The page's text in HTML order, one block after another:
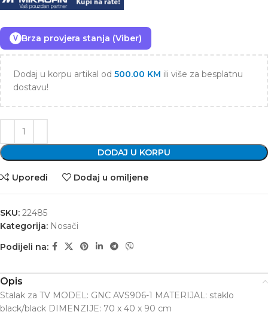
V Brza provjera stanja (Viber)
Dodaj u korpu artikal od 500.00 KM ili više za besplatnu
dostavu!
DODAJ U KORPU
Uporedi Dodaj u omiljene
SKU: 22485
Kategorija: Nosači
Podijeli na:
Opis
Stalak za TV MODEL: GNC AVS906-1 MATERIJAL: staklo
black/black DIMENZIJE: 70 x 40 x 90 cm